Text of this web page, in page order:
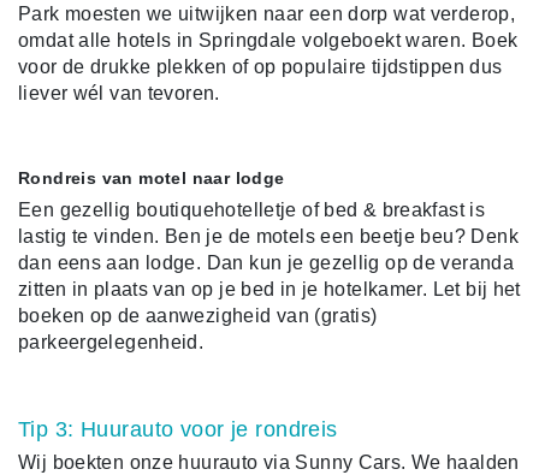
Park moesten we uitwijken naar een dorp wat verderop,
omdat alle hotels in Springdale volgeboekt waren. Boek
voor de drukke plekken of op populaire tijdstippen dus
liever wél van tevoren.
Rondreis van motel naar lodge
Een gezellig boutiquehotelletje of bed & breakfast is
lastig te vinden. Ben je de motels een beetje beu? Denk
dan eens aan lodge. Dan kun je gezellig op de veranda
zitten in plaats van op je bed in je hotelkamer. Let bij het
boeken op de aanwezigheid van (gratis)
parkeergelegenheid.
Tip 3: Huurauto voor je rondreis
Wij boekten onze huurauto via Sunny Cars. We haalden